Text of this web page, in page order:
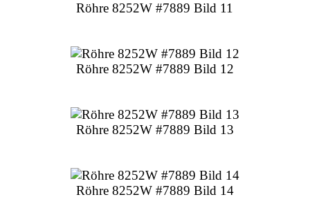
Röhre 8252W #7889 Bild 11
Röhre 8252W #7889 Bild 12
Röhre 8252W #7889 Bild 13
Röhre 8252W #7889 Bild 14